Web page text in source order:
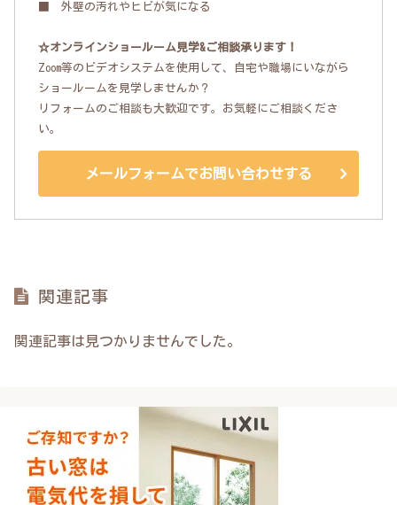
■ 外壁の汚れやヒビが気になる
☆オンラインショールーム見学&ご相談承ります！
Zoom等のビデオシステムを使用して、自宅や職場にいながら
ショールームを見学しませんか？
リフォームのご相談も大歓迎です。お気軽にご相談くださ
い。
メールフォームでお問い合わせする
関連記事
関連記事は見つかりませんでした。